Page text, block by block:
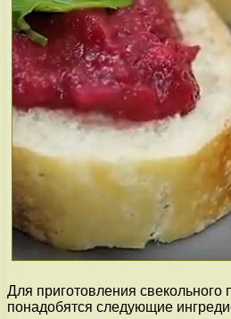
Для приготовления свекольного
понадобятся следующие